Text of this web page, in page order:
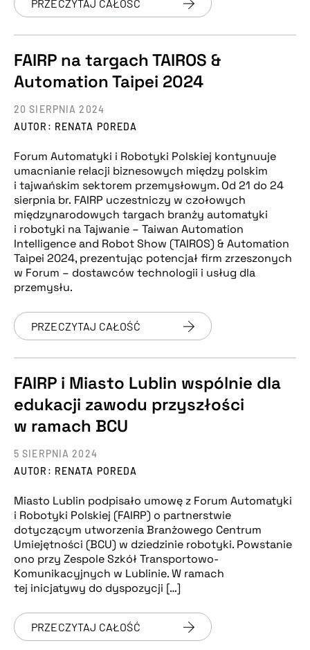
PRZECZYTAJ CAŁOŚĆ
FAIRP na targach TAIROS &
Automation Taipei 2024
AUTOR: RENATA POREDA
20 SIERPNIA 2024
Forum Automatyki i Robotyki Polskiej kontynuuje
umacnianie relacji biznesowych między polskim
i tajwańskim sektorem przemysłowym. Od 21 do 24
sierpnia br. FAIRP uczestniczy w czołowych
międzynarodowych targach branży automatyki
i robotyki na Tajwanie – Taiwan Automation
Intelligence and Robot Show (TAIROS) & Automation
Taipei 2024, prezentując potencjał firm zrzeszonych
w Forum – dostawców technologii i usług dla
przemysłu.
PRZECZYTAJ CAŁOŚĆ
FAIRP i Miasto Lublin wspólnie dla
edukacji zawodu przyszłości
w ramach BCU
AUTOR: RENATA POREDA
5 SIERPNIA 2024
Miasto Lublin podpisało umowę z Forum Automatyki
i Robotyki Polskiej (FAIRP) o partnerstwie
dotyczącym utworzenia Branżowego Centrum
Umiejętności (BCU) w dziedzinie robotyki. Powstanie
ono przy Zespole Szkół Transportowo-
Komunikacyjnych w Lublinie. W ramach
tej inicjatywy do dyspozycji […]
PRZECZYTAJ CAŁOŚĆ